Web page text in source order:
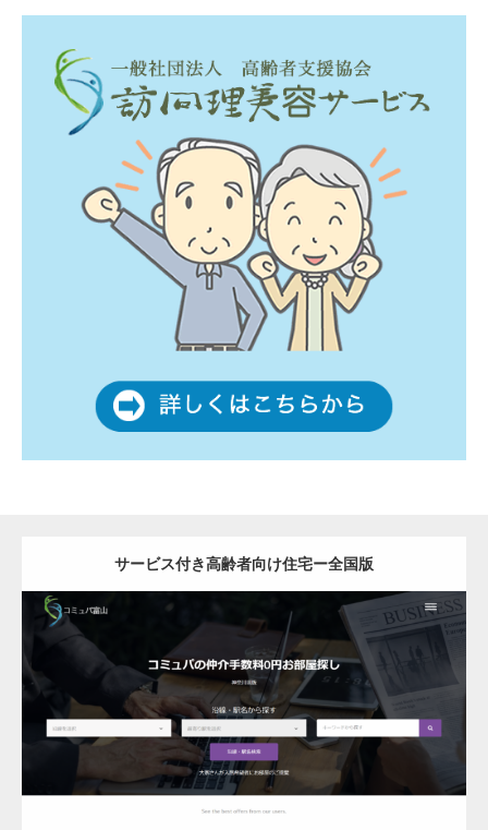
サービス付き高齢者向け住宅ー全国版
更新日： 2023.03.09
サービス付き高齢者向け住宅
詳細 検索サイト